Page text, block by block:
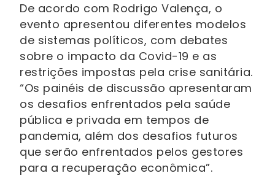
De acordo com Rodrigo Valença, o
evento apresentou diferentes modelos
de sistemas políticos, com debates
sobre o impacto da Covid-19 e as
restrições impostas pela crise sanitária.
“Os painéis de discussão apresentaram
os desafios enfrentados pela saúde
pública e privada em tempos de
pandemia, além dos desafios futuros
que serão enfrentados pelos gestores
para a recuperação econômica”.